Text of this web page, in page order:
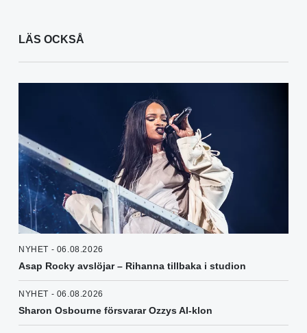
LÄS OCKSÅ
NYHET - 06.08.2026
Asap Rocky avslöjar – Rihanna tillbaka i studion
NYHET - 06.08.2026
Sharon Osbourne försvarar Ozzys AI-klon